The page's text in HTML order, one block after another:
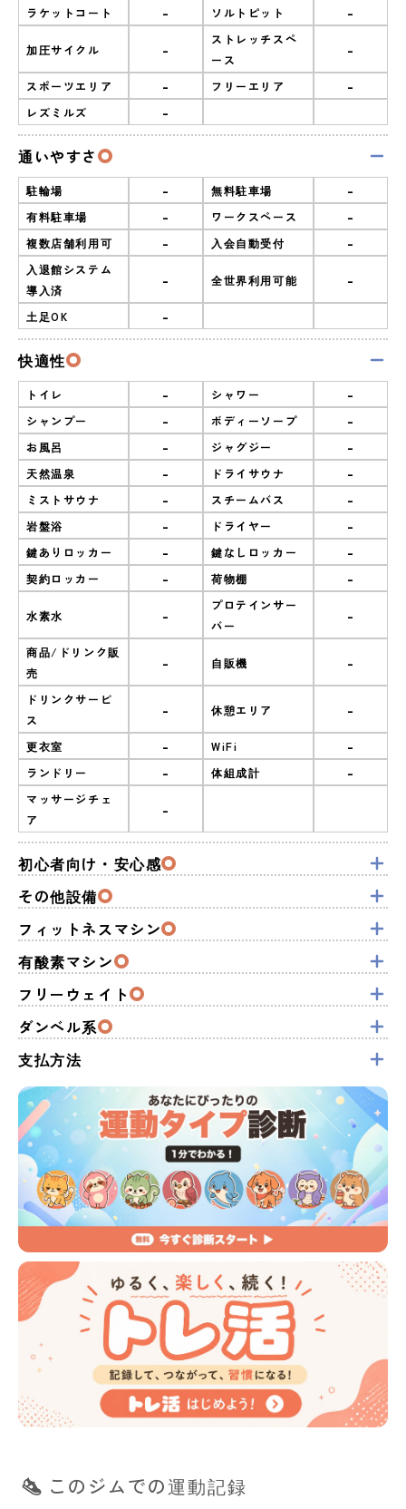
ラケットコート - ソルトピット -
加圧サイクル -
ストレッチスペ
ース
-
スポーツエリア - フリーエリア -
レズミルズ -
通いやすさ
駐輪場 - 無料駐車場 -
有料駐車場 - ワークスペース -
複数店舗利用可 - 入会自動受付 -
入退館システム
導入済
- 全世界利用可能 -
土足OK -
快適性
トイレ - シャワー -
シャンプー - ボディーソープ -
お風呂 - ジャグジー -
天然温泉 - ドライサウナ -
ミストサウナ - スチームバス -
岩盤浴 - ドライヤー -
鍵ありロッカー - 鍵なしロッカー -
契約ロッカー - 荷物棚 -
水素水 -
プロテインサー
バー
-
商品/ドリンク販
売
- 自販機 -
ドリンクサービ
ス
- 休憩エリア -
更衣室 - WiFi -
ランドリー - 体組成計 -
マッサージチェ
ア
-
初心者向け・安心感
その他設備
フィットネスマシン
有酸素マシン
フリーウェイト
ダンベル系
支払方法
このジムでの運動記録